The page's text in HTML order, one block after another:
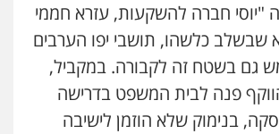
"יוסי חברה להשקעות, עזרא חממי
שבשלב כלשהו, תושבי יפו הערבים
גם בשטח זה לקבורה. במקביל,
פנה לבית המשפט בדרישה
בנימוק שלא הוזמן לישיבה